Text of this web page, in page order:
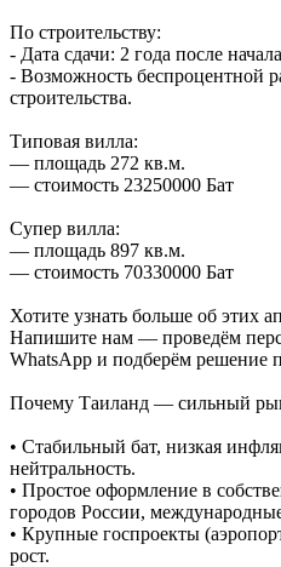
По строительству:
- Дата сдачи: 2 года после
- Возможность беспроцентной
строительства.
Типовая вилла:
— площадь 272 кв.м.
— стоимость 23250000 Бат
Супер вилла:
— площадь 897 кв.м.
— стоимость 70330000 Бат
Хотите узнать больше об этих
Напишите нам — проведём
WhatsApp и подберём решение
Почему Таиланд — сильный
• Стабильный бат, низкая
нейтральность.
• Простое оформление в
городов России,
• Крупные госпроекты
рост.